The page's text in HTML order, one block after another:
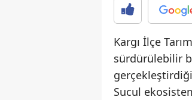
Kargı İlçe
sürdürülebilir
Sucul